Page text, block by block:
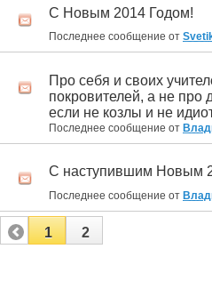
С Новым 2014 Годом!
Последнее сообщение от
Про себя и своих
покровителей, а не про
если не козлы и не
Последнее сообщение от
C наступившим Новым
Последнее сообщение от
1 2